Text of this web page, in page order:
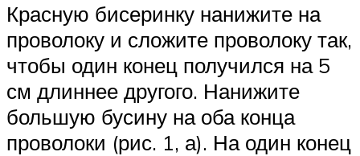
Красную бисеринку нанижите на
проволоку и сложите проволоку так,
чтобы один конец получился на 5
см длиннее другого. Нанижите
большую бусину на оба конца
проволоки (рис. 1, а). На один конец